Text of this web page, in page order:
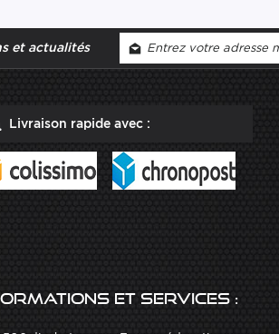
et actualités
Livraison rapide avec :
et services :